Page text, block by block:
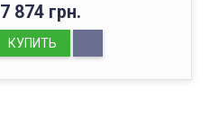
7 874 грн.
КУПИТЬ